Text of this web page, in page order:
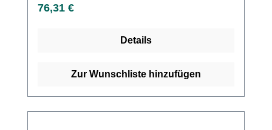
Wundinspektion. Das Material ist
Es kann an jeder Stelle und in jede Richtung
Abschnürungen zu verursachen und den
Regulärer Preis:
76,31 €
Details
Zur Wunschliste hinzufügen